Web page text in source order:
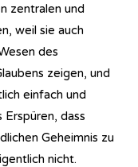
zentralen und
weil sie auch
des
zeigen, und
einfach und
dass
Geheimnis zu
nicht.